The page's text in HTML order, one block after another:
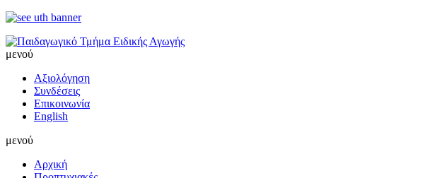
μενού
Αξιολόγηση
Συνδέσεις
Επικοινωνία
English
μενού
Αρχική